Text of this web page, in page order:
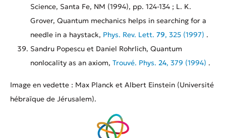
Science, Santa Fe, NM (1994), pp. 124-134 ; L. K.
Grover, Quantum mechanics helps in searching for a
needle in a haystack, Phys. Rev. Lett. 79, 325 (1997) .
Sandru Popescu et Daniel Rohrlich, Quantum
nonlocality as an axiom, Trouvé. Phys. 24, 379 (1994) .
Image en vedette : Max Planck et Albert Einstein (Université
hébraïque de Jérusalem).